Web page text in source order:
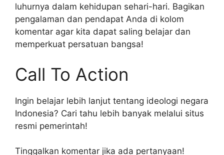
luhurnya dalam kehidupan sehari-hari. Bagikan
pengalaman dan pendapat Anda di kolom
komentar agar kita dapat saling belajar dan
memperkuat persatuan bangsa!
Call To Action
Ingin belajar lebih lanjut tentang ideologi negara
Indonesia? Cari tahu lebih banyak melalui situs
resmi pemerintah!
Tinggalkan komentar jika ada pertanyaan!